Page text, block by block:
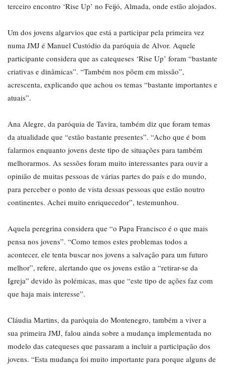
terceiro encontro ‘Rise Up’ no Feijó, Almada, onde estão alojados.
Um dos jovens algarvios que está a participar pela primeira vez
numa JMJ é Manuel Custódio da paróquia de Alvor. Aquele
participante considera que as catequeses ‘Rise Up’ foram “bastante
criativas e dinâmicas”. “Também nos põem em missão”,
acrescenta, explicando que achou os temas “bastante importantes e
atuais”.
Ana Alegre, da paróquia de Tavira, também diz que foram temas
da atualidade que “estão bastante presentes”. “Acho que é bom
falarmos enquanto jovens deste tipo de situações para também
melhorarmos. As sessões foram muito interessantes para ouvir a
opinião de muitas pessoas de várias partes do país e do mundo,
para perceber o ponto de vista dessas pessoas que estão noutro
continentes. Achei muito enriquecedor”, testemunhou.
Aquela peregrina considera que “o Papa Francisco é o que mais
pensa nos jovens”. “Como temos estes problemas todos a
acontecer, ele tenta buscar nos jovens a salvação para um futuro
melhor”, refere, alertando que os jovens estão a “retirar-se da
Igreja” devido às polémicas, mas que “este tipo de ações faz com
que haja mais interesse”.
Cláudia Martins, da paróquia do Montenegro, também a viver a
sua primeira JMJ, falou ainda sobre a mudança implementada no
modelo das catequeses que passaram a incluir a participação dos
jovens. “Esta mudança foi muito importante para porque alguns de